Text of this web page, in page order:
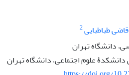
طباطبایی2
دانشگاه تهران
علوم اجتماعی، دانشگاه تهران